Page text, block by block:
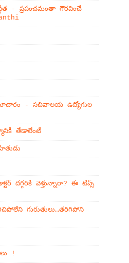
- ప్రపంచమంతా గౌరవించే
- సచివాలయ ఉద్యోగుల
తేడాలేంటీ
దగ్గరికి వెళ్తున్నారా? ఈ టిప్స్
గురుతులు…తరిగిపోని
!